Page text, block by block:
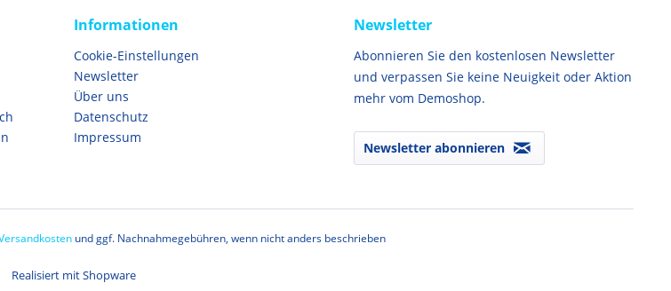
Informationen
Cookie-Einstellungen
Newsletter
Über uns
Datenschutz
Impressum
Newsletter
Abonnieren Sie den kostenlosen Newsletter
und verpassen Sie keine Neuigkeit oder Aktion
mehr vom Demoshop.
Newsletter abonnieren
und ggf. Nachnahmegebühren, wenn nicht anders beschrieben
Realisiert mit Shopware